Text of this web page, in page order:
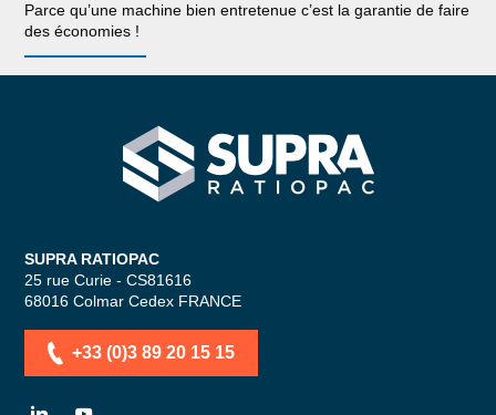
Parce qu’une machine bien entretenue c’est la garantie de faire
des économies !
SUPRA RATIOPAC Spécialiste de
SUPRA RATIOPAC
25 rue Curie - CS81616
68016 Colmar Cedex FRANCE
+33 (0)3 89 20 15 15